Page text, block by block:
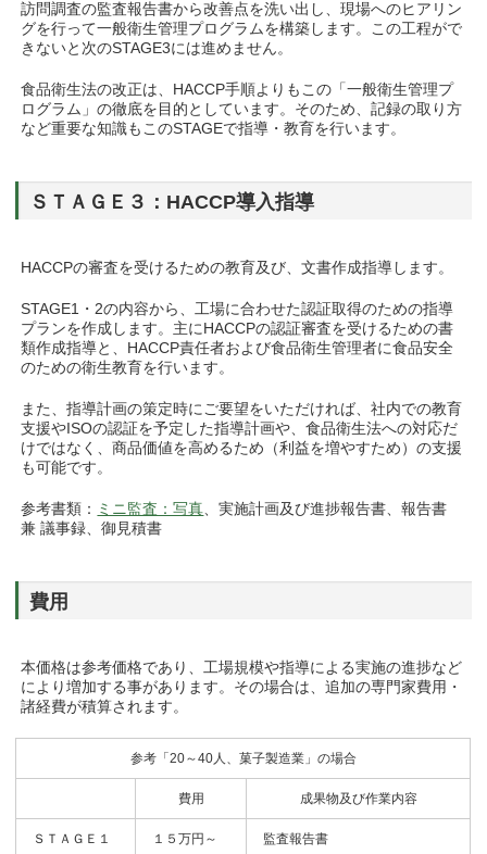
訪問調査の監査報告書から改善点を洗い出し、現場へのヒアリン
グを行って一般衛生管理プログラムを構築します。この工程がで
きないと次のSTAGE3には進めません。
食品衛生法の改正は、HACCP手順よりもこの「一般衛生管理プ
ログラム」の徹底を目的としています。そのため、記録の取り方
など重要な知識もこのSTAGEで指導・教育を行います。
ＳＴＡＧＥ３：HACCP導入指導
HACCPの審査を受けるための教育及び、文書作成指導します。
STAGE1・2の内容から、工場に合わせた認証取得のための指導
プランを作成します。主にHACCPの認証審査を受けるための書
類作成指導と、HACCP責任者および食品衛生管理者に食品安全
のための衛生教育を行います。
また、指導計画の策定時にご要望をいただければ、社内での教育
支援やISOの認証を予定した指導計画や、食品衛生法への対応だ
けではなく、商品価値を高めるため（利益を増やすため）の支援
も可能です。
参考書類： ミニ監査：写真 、実施計画及び進捗報告書、報告書
兼 議事録、御見積書
費用
本価格は参考価格であり、工場規模や指導による実施の進捗など
により増加する事があります。その場合は、追加の専門家費用・
諸経費が積算されます。
参考「20～40人、菓子製造業」の場合
費用 成果物及び作業内容
ＳＴＡＧＥ１ １５万円～ 監査報告書